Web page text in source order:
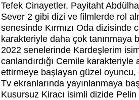
Tefek Cinayetler, Payitaht
Sever 2 gibi dizi ve filmlerde rol
senesinde Kırmızı Oda dizisinde
karakteriyle daha çok tanınmaya
2022 senelerinde Kardeşlerim
canlandırdığı Cemile karakteriyle
ettirmeye başlayan güzel
Tv ekranlarında yayınlanmaya
Kusursuz Kiracı isimli dizide